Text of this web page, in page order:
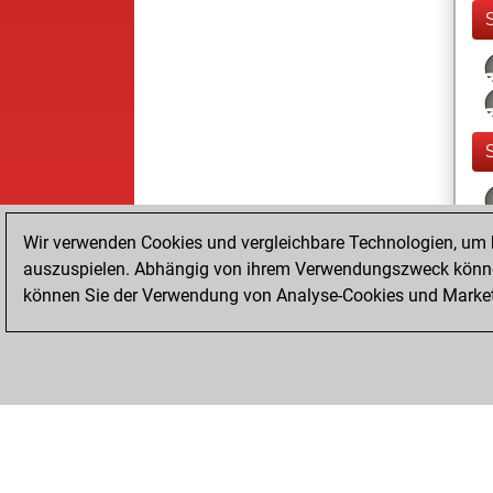
Wir verwenden Cookies und vergleichbare Technologien,
auszuspielen. Abhängig von ihrem Verwendungszweck
können Sie der Verwendung von Analyse-Cookies und